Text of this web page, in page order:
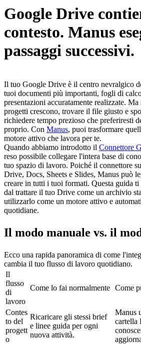
Google Drive
contesto. Manus
passaggi successivi.
Il tuo Google Drive è il centro nevralgico
tuoi documenti più importanti, fogli di
presentazioni accuratamente realizzate.
progetti crescono, trovare il file giusto e
richiedere tempo prezioso che preferiresti
proprio. Con Manus, puoi trasformare
motore attivo che lavora per te.
Quando abbiamo introdotto il Connettore
reso possibile collegare l'intera base di
tuo spazio di lavoro. Poiché il connettore
Drive, Docs, Sheets e Slides, Manus può
creare in tutti i tuoi formati. Questa guida ti
dal trattare il tuo Drive come un archivio
utilizzarlo come un motore attivo e
quotidiane.
Il modo manuale vs. il
Ecco una rapida panoramica di come
cambia il tuo flusso di lavoro quotidiano.
Il
flusso
di
lavoro
Come lo fai normalmente Come
Contes
to del
progett
o
Ricaricare gli stessi brief
e linee guida per ogni
nuova attività.
Manus
cartella